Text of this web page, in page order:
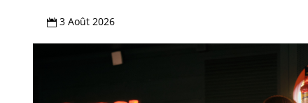
 3 Août 2026